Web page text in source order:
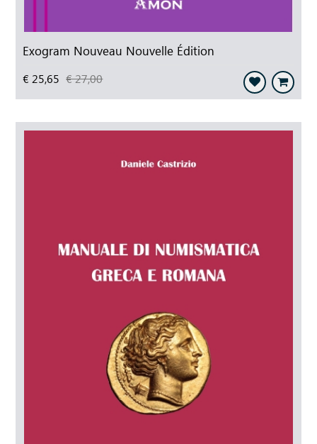
Exogram Nouveau Nouvelle Édition
€ 25,65 € 27,00